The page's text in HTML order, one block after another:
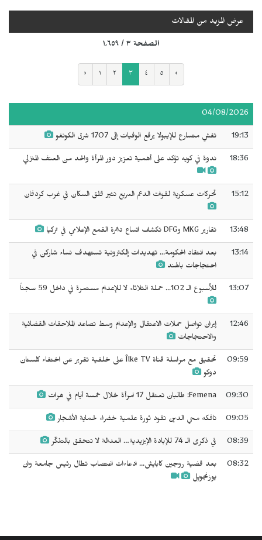
عرض المزيد من المقالات
الصفحة ٣ / ١٬٦٥٩
‹ ١ ٢ ٣ ٤ ٥ ›
04/08/2026
19:13 تفشٍ متسارع للإيبولا يرفع الوفيات إلى 1707 شرق الكونغو
18:36 ندوة في كويه تؤكد على أهمية تعزيز دور المرأة والحد من العنف المنزلي
15:12 تحركات عسكرية لقوات الدعم السريع تثير قلق السكان في غرب كردفان
13:48 تقارير MKG وDFG تكشف اتساع دائرة القمع الإعلامي في تركيا
13:14
بعد انتقاد الحكومة... تهديدات إلكترونية تستهدف نساء شاركن في
احتجاجات بالهند
13:07 للأسبوع الـ 102... حملة الثلاثاء لا للإعدام مستمرة في داخل 59 سجناً
12:46
إيران تواصل حملات الاعتقال والإعدام وسط تصاعد الملاحقات القضائية
والاحتجاجات
09:59
تحقيق مع مراسلة قناة Îlke TV على خلفية تقرير عن اختفاء كلستان
دوكو
09:30 Femena: طالبان تعتقل 17 امرأة خلال خمسة أيام في هرات
09:05 تافكه محي الدين تقود ثورة علمية خضراء لحماية الأشجار
08:39 في ذكرى الـ 74 للإبادة الإيزيدية… العدالة لا تتحقق بالتذكّر
08:32
بعد قضية روجين كابايش... ادعاءات اغتصاب تطال رئيس جامعة وان
يوزنجويِل